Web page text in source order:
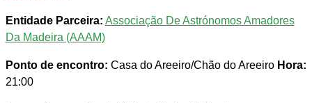
Entidade Parceira: Associação De Astrónomos Amadores
Da Madeira (AAAM)
Ponto de encontro: Casa do Areeiro/Chão do Areeiro Hora:
21:00